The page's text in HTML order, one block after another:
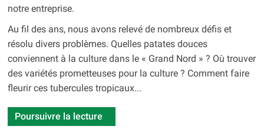
notre entreprise.
Au fil des ans, nous avons relevé de nombreux défis et
résolu divers problèmes. Quelles patates douces
conviennent à la culture dans le « Grand Nord » ? Où trouver
des variétés prometteuses pour la culture ? Comment faire
fleurir ces tubercules tropicaux...
Poursuivre la lecture